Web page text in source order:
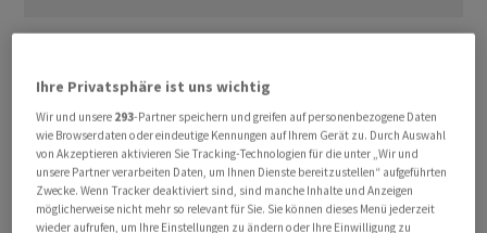
Naftogaz somit mehr als 1,3 Milliarden Dollar für die
Erfüllung eines Transport-Vertrags zahlen. Das
Bundesgericht bestätigte damit einen früheren
Schiedsgerichtsentscheid, wie aus einem am Dienstag
veröffentlichten Urteil hervorgeht.
Ihre Privatsphäre ist uns wichtig
Wir und unsere 293-Partner speichern und greifen auf personenbezogene Daten
wie Browserdaten oder eindeutige Kennungen auf Ihrem Gerät zu. Durch Auswahl
von Akzeptieren aktivieren Sie Tracking-Technologien für die unter „Wir und
unsere Partner verarbeiten Daten, um Ihnen Dienste bereitzustellen“ aufgeführten
Zwecke. Wenn Tracker deaktiviert sind, sind manche Inhalte und Anzeigen
möglicherweise nicht mehr so relevant für Sie. Sie können dieses Menü jederzeit
wieder aufrufen, um Ihre Einstellungen zu ändern oder Ihre Einwilligung zu